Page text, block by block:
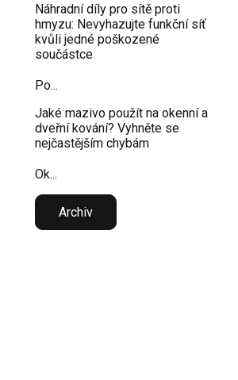
Náhradní díly pro sítě proti
hmyzu: Nevyhazujte funkční síť
kvůli jedné poškozené
součástce
Po...
Jaké mazivo použít na okenní a
dveřní kování? Vyhněte se
nejčastějším chybám
Ok...
Archiv